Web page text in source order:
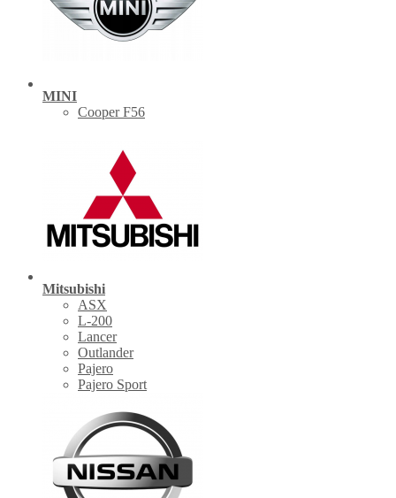
MINI
Cooper F56
Mitsubishi
ASX
L-200
Lancer
Outlander
Pajero
Pajero Sport